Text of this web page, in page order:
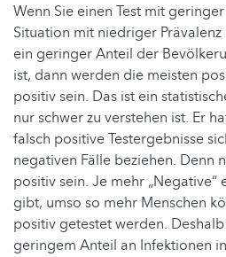
Wenn Sie einen Test mit
Situation mit niedriger
ein geringer Anteil der
ist, dann werden die meisten
positiv sein. Das ist ein
nur schwer zu verstehen ist. Er
falsch positive Testergebnisse
negativen Fälle beziehen. Denn
positiv sein. Je mehr „Negative“
gibt, umso so mehr Menschen
positiv getestet werden.
geringem Anteil an Infektionen